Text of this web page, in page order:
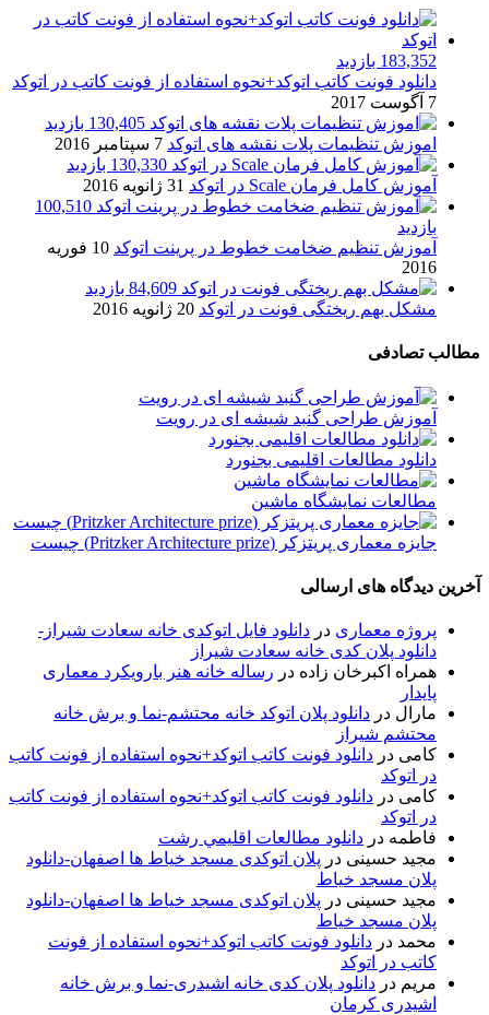
183,352 بازدید
دانلود فونت کاتب اتوکد+نحوه استفاده از فونت کاتب در اتوکد
7 آگوست 2017
130,405 بازدید
اموزش تنظیمات پلات نقشه های اتوکد 7 سپتامبر 2016
130,330 بازدید
آموزش کامل فرمان Scale در اتوکد
31 ژانویه 2016
100,510
بازدید
آموزش تنظیم ضخامت خطوط در پرینت اتوکد
10 فوریه
2016
84,609 بازدید
مشکل بهم ریختگی فونت در اتوکد 20 ژانویه 2016
مطالب تصادفی
آموزش طراحی گنبد شیشه ای در رویت
دانلود مطالعات اقلیمی بجنورد
مطالعات نمایشگاه ماشین
جایزه معماری پریتزکر (Pritzker Architecture prize) چیست
آخرین دیدگاه های ارسالی
پروژه معماری در دانلود فایل اتوکدی خانه سعادت شیراز-
دانلود پلان کدی خانه سعادت شیراز
همراه اکبرخان زاده در رساله خانه هنر بارویکرد معماری
پایدار
مارال در دانلود پلان اتوکد خانه محتشم-نما و برش خانه
محتشم شیراز
کامی در دانلود فونت کاتب اتوکد+نحوه استفاده از فونت کاتب
در اتوکد
کامی در دانلود فونت کاتب اتوکد+نحوه استفاده از فونت کاتب
در اتوکد
فاطمه در دانلود مطالعات اقليمي رشت
مجید حسینی در پلان اتوکدی مسجد خیاط ها اصفهان-دانلود
پلان مسجد خیاط
مجید حسینی در پلان اتوکدی مسجد خیاط ها اصفهان-دانلود
پلان مسجد خیاط
محمد در دانلود فونت کاتب اتوکد+نحوه استفاده از فونت
کاتب در اتوکد
مریم در دانلود پلان کدی خانه اشیدری-نما و برش خانه
اشیدری کرمان